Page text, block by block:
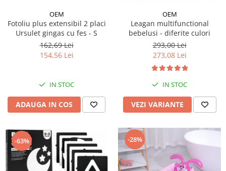
OEM
Fotoliu plus extensibil 2 placi
Ursulet gingas cu fes - S
162,69 Lei
154,56 Lei
IN STOC
ADAUGA IN COS
OEM
Leagan multifunctional
bebelusi - diferite culori
293,00 Lei
273,08 Lei
IN STOC
VEZI VARIANTE
-63% -28%